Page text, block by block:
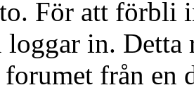
För att förbli
loggar in. Detta
forumet från en